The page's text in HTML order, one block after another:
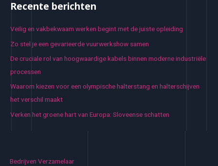
Recente berichten
Veilig en vakbekwaam werken begint met de juiste opleiding
Zo stel je een gevarieerde vuurwerkshow samen
De cruciale rol van hoogwaardige kabels binnen moderne industriële
processen
Waarom kiezen voor een olympische halterstang en halterschijven
het verschil maakt
Verken het groene hart van Europa: Sloveense schatten
Bedrijven Verzamelaar